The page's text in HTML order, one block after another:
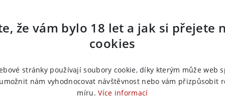
je i příjemný na nošení a poskytuje
bez toho, aby o tom věděl kdokoli jiný.
vaší chůzi sebevědomý a uvolněný švih.
a udržitelný, což zaručuje hygienické a
Guma a
Guma a
Guma
že vám bylo 18 let a jak si přejete
cookies
stránky používají soubory cookie, díky kterým může web
nám vyhodnocovat návštěvnost nebo vám přizpůsobit
míru. Více informací